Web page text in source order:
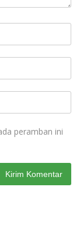
peramban ini